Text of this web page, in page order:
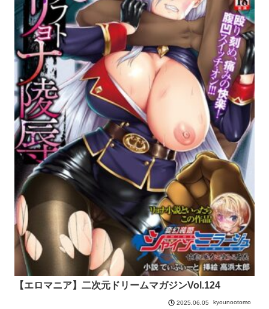
【エロマニア】二次元ドリームマガジンVol.124
2025.06.05 kyounootomo